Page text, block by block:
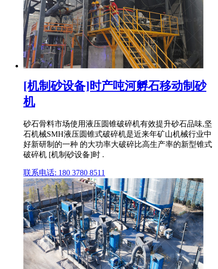
[机制砂设备]时产吨河孵石移动制砂
机
砂石骨料市场使用液压圆锥破碎机有效提升砂石品味,坚
石机械SMH液压圆锥式破碎机是近来年矿山机械行业中
好新研制的一种 的大功率大破碎比高生产率的新型锥式
破碎机 [机制砂设备]时 .
联系电话: 180 3780 8511